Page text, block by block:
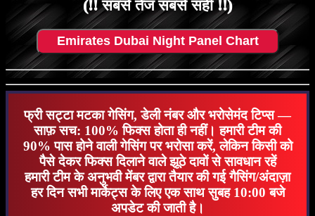
(!! सबसे तेज सबसे सही !!)
Emirates Dubai Night Panel Chart
फ्री सट्टा मटका गेसिंग, डेली नंबर और भरोसेमंद टिप्स —
साफ़ सच: 100% फिक्स होता ही नहीं। हमारी टीम की
90% पास होने वाली गेसिंग पर भरोसा करें, लेकिन किसी को
पैसे देकर फिक्स दिलाने वाले झूठे दावों से सावधान रहें
हमारी टीम के अनुभवी मेंबर द्वारा तैयार की गई गैसिंग/अंदाज़ा
हर दिन सभी मार्केट्स के लिए एक साथ सुबह 10:00 बजे
अपडेट की जाती है।